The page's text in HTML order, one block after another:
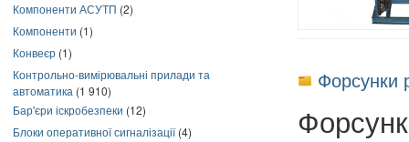
Компоненти АСУТП (2)
Компоненти (1)
Конвеєр (1)
Контрольно-вимірювальні прилади та
автоматика (1 910)
Бар'єри іскробезпеки (12)
Блоки оперативної сигналізації(4)
Форсунки